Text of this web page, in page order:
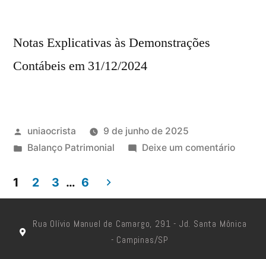
Notas Explicativas às Demonstrações
Contábeis em 31/12/2024
uniaocrista
9 de junho de 2025
Balanço Patrimonial
Deixe um comentário
1 2 3 … 6
Rua Olívio Manuel de Camargo, 291 - Jd. Santa Mônica
- Campinas/SP